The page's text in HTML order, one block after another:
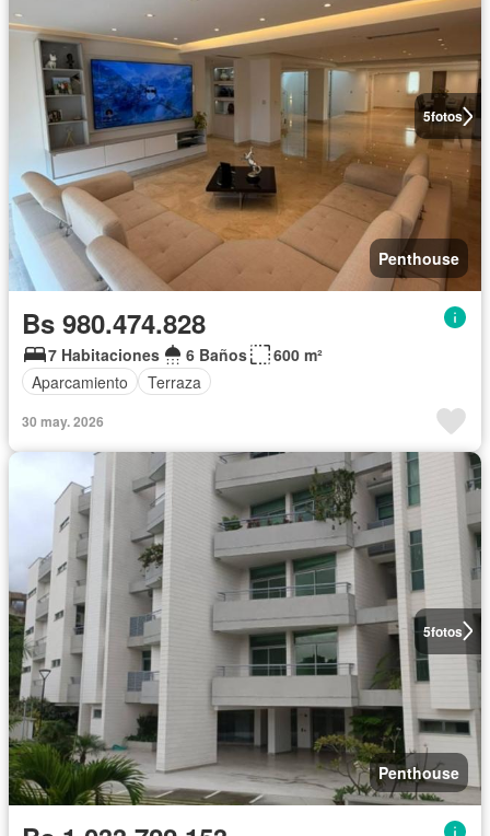
5fotos
Penthouse
Bs 980.474.828
7 Habitaciones 6 Baños
600 m²
Aparcamiento
Terraza
30 may. 2026
5fotos
Penthouse